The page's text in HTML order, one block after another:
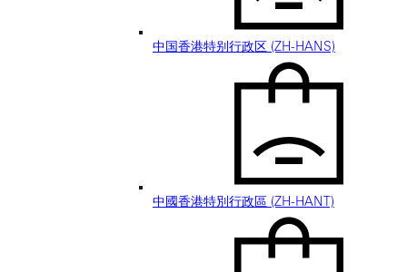
中国香港特别行政区 (ZH-HANS)
中國香港特別行政區 (ZH-HANT)